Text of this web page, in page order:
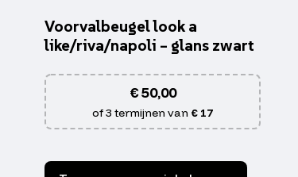
Voorvalbeugel look a
like/riva/napoli – glans zwart
€50,00
of 3 termijnen van € 17